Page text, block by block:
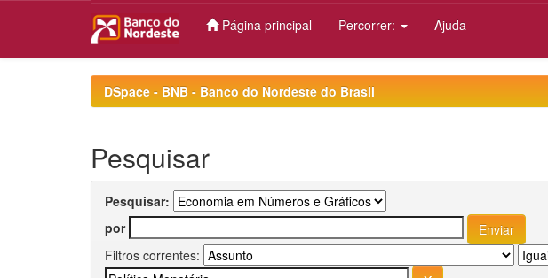
Página principal Percorrer: Ajuda
DSpace - BNB - Banco do Nordeste do Brasil
Pesquisar
Pesquisar:
por
Filtros correntes: